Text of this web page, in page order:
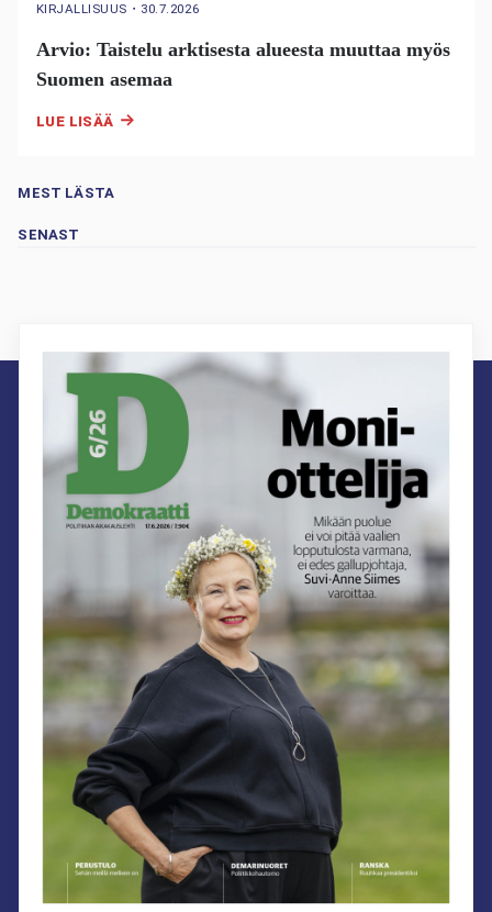
KIRJALLISUUS ・ 30.7.2026
Arvio: Taistelu arktisesta alueesta muuttaa myös
Suomen asemaa
LUE LISÄÄ
MEST LÄSTA
SENAST